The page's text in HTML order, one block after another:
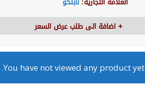
اضافة الى طلب عرض السعر
You have not viewed any product yet.